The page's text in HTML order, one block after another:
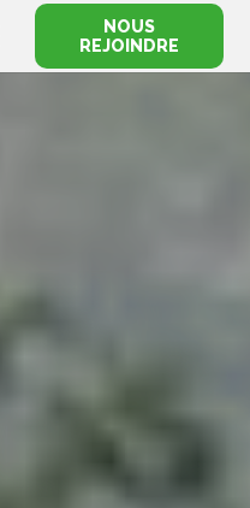
NOUS
REJOINDRE